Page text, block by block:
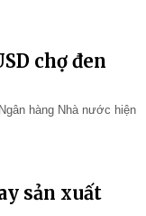
chợ đen
hàng Nhà nước hiện
sản xuất